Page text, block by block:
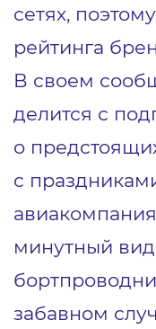
сетях,
рейтинга
В своем
делится с
о
с
минутный
забавном